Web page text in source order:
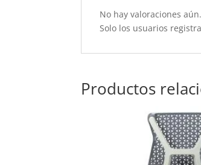
No hay valoraciones aún.
Solo los usuarios
Productos